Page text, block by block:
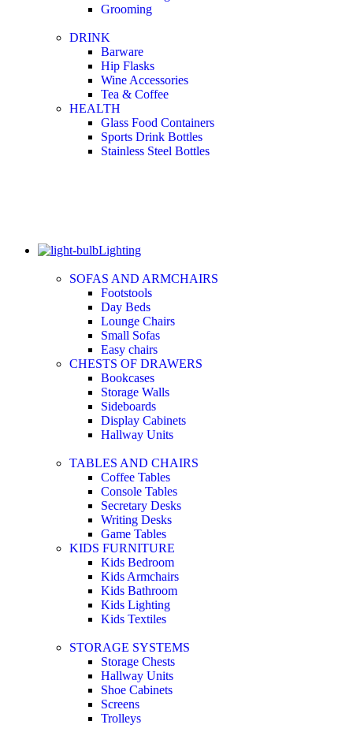
Grooming
DRINK
Barware
Hip Flasks
Wine Accessories
Tea & Coffee
HEALTH
Glass Food Containers
Sports Drink Bottles
Stainless Steel Bottles
Lighting
SOFAS AND ARMCHAIRS
Footstools
Day Beds
Lounge Chairs
Small Sofas
Easy chairs
CHESTS OF DRAWERS
Bookcases
Storage Walls
Sideboards
Display Cabinets
Hallway Units
TABLES AND CHAIRS
Coffee Tables
Console Tables
Secretary Desks
Writing Desks
Game Tables
KIDS FURNITURE
Kids Bedroom
Kids Armchairs
Kids Bathroom
Kids Lighting
Kids Textiles
STORAGE SYSTEMS
Storage Chests
Hallway Units
Shoe Cabinets
Screens
Trolleys